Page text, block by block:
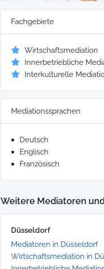
Fachgebiete
Wirtschaftsmediation
Innerbetriebliche
Interkulturelle
Mediationssprachen
Deutsch
Englisch
Französisch
Weitere Mediatoren
Düsseldorf
Mediatoren in Düsseldorf
Wirtschaftsmediation in